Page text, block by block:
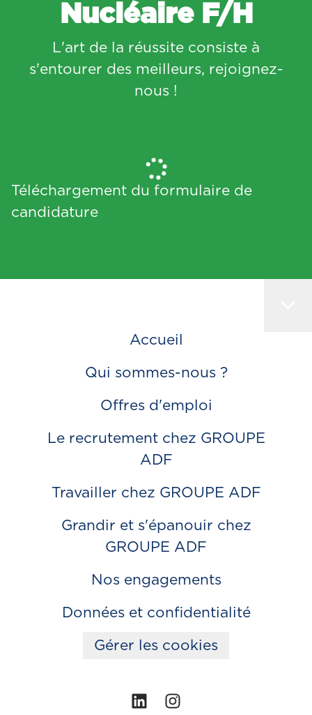
Nucléaire F/H
L'art de la réussite consiste à
s'entourer des meilleurs, rejoignez-
nous !
Téléchargement du formulaire de
candidature
Accueil
Qui sommes-nous ?
Offres d'emploi
Le recrutement chez GROUPE
ADF
Travailler chez GROUPE ADF
Grandir et s'épanouir chez
GROUPE ADF
Nos engagements
Données et confidentialité
Gérer les cookies